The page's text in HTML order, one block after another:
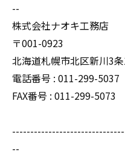
--
株式会社ナオキ工務店
〒001-0923
北海道札幌市北区新川3
電話番号 : 011-299-5037
FAX番号 : 011-299-5073
--